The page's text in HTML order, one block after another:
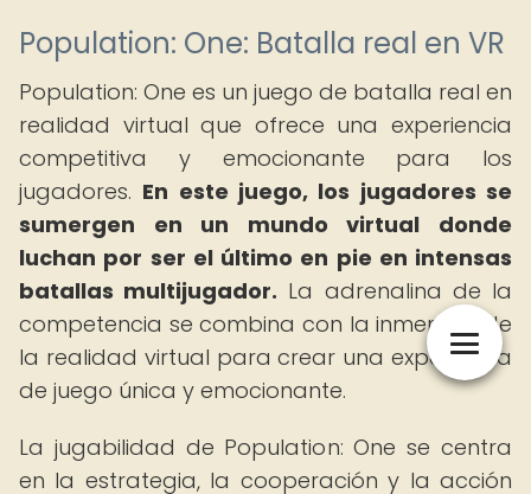
Population: One: Batalla real en VR
Population: One es un juego de batalla real en
realidad virtual que ofrece una experiencia
competitiva y emocionante para los
jugadores. En este juego, los jugadores se
sumergen en un mundo virtual donde
luchan por ser el último en pie en intensas
batallas multijugador. La adrenalina de la
competencia se combina con la inmersión de
la realidad virtual para crear una experiencia
de juego única y emocionante.
La jugabilidad de Population: One se centra
en la estrategia, la cooperación y la acción